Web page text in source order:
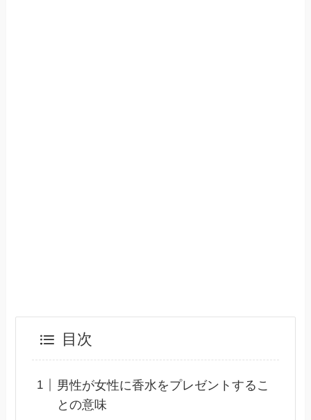
目次
男性が女性に香水をプレゼントするこ
との意味